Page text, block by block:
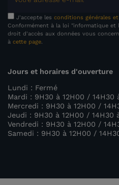
J'accepte les conditions générales
Conformément à la loi "informatique et
droit d'accès aux données vous
à cette page.
Jours et horaires d'ouverture
Lundi : Fermé
Mardi : 9H30 à 12H00 / 14H30
Mercredi : 9H30 à 12H00 /
Jeudi : 9H30 à 12H00 / 14H30
Vendredi : 9H30 à 12H00 /
Samedi : 9H30 à 12H00 /